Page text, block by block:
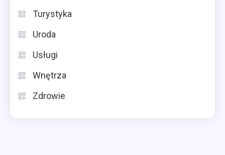
Turystyka
Uroda
Usługi
Wnętrza
Zdrowie